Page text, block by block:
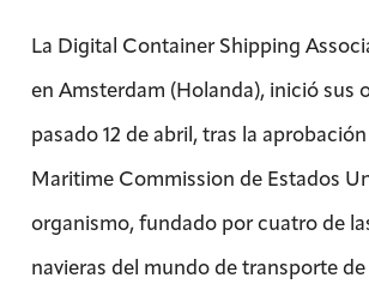
La Digital Container Shipping
en Amsterdam (Holanda), inició sus
pasado 12 de abril, tras la
Maritime Commission de Estados
organismo, fundado por cuatro de
navieras del mundo de transporte